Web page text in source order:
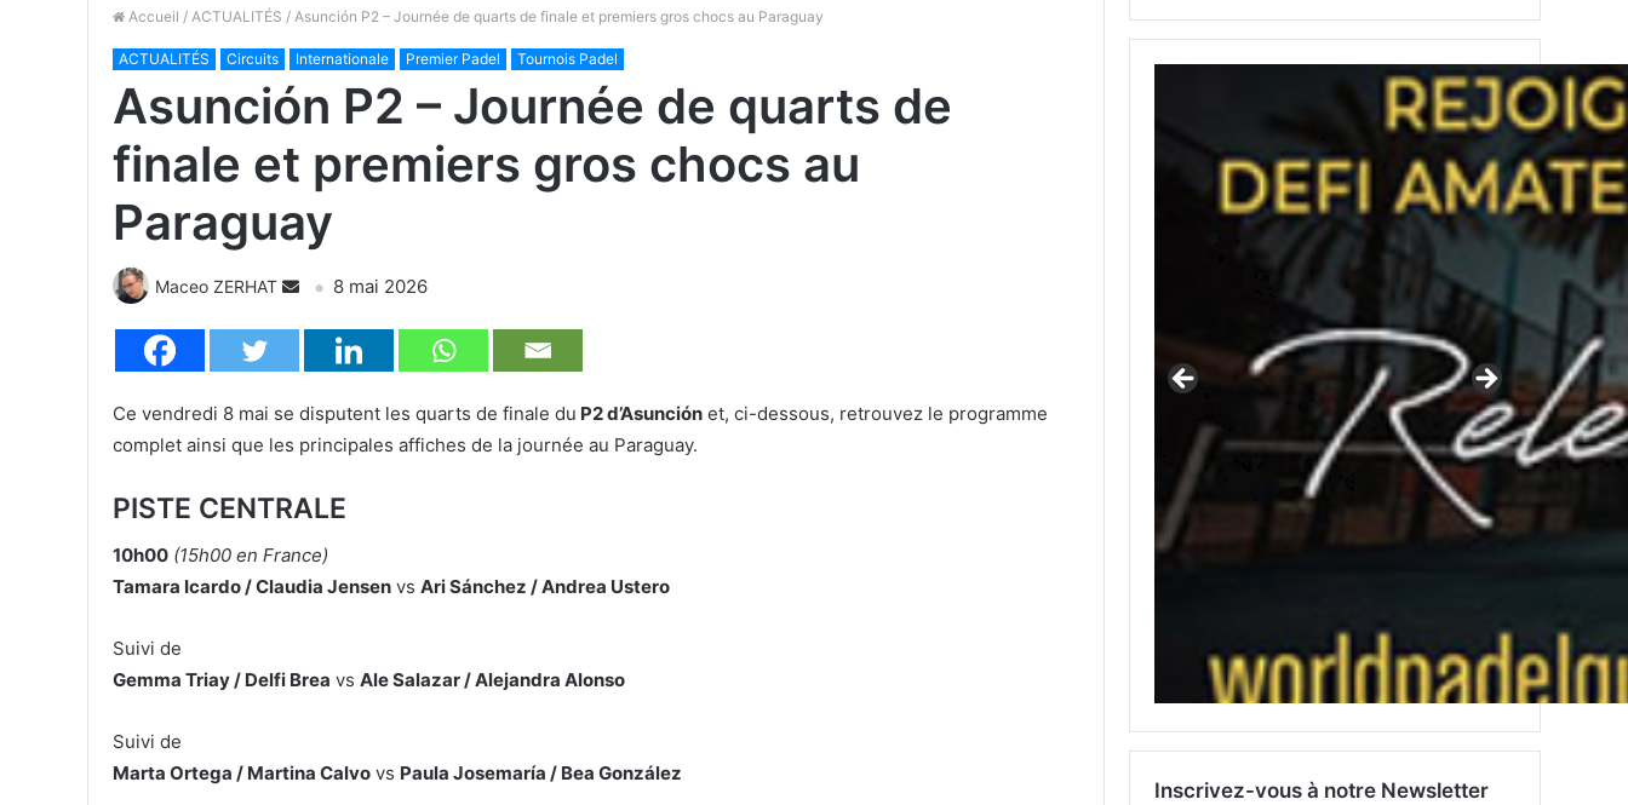
Accueil / ACTUALITÉS / Asunción P2 – Journée de quarts de finale et premiers gros chocs au Paraguay
ACTUALITÉS Circuits Internationale Premier Padel Tournois Padel
Asunción P2 – Journée de quarts de
finale et premiers gros chocs au
Paraguay
Maceo ZERHAT 8 mai 2026
Ce vendredi 8 mai se disputent les quarts de finale du P2 d’Asunción et, ci-dessous, retrouvez le programme
complet ainsi que les principales affiches de la journée au Paraguay.
PISTE CENTRALE
10h00 (15h00 en France)
Tamara Icardo / Claudia Jensen vs Ari Sánchez / Andrea Ustero
Suivi de
Gemma Triay / Delfi Brea vs Ale Salazar / Alejandra Alonso
Suivi de
Marta Ortega / Martina Calvo vs Paula Josemaría / Bea González
Inscrivez-vous à notre Newsletter